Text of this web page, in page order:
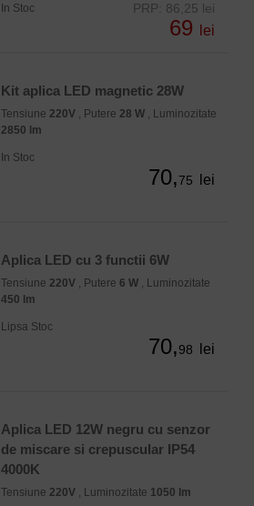
In Stoc PRP: 86,25 lei
69 lei
Kit aplica LED magnetic 28W
Tensiune 220V , Putere 28 W , Luminozitate
2850 lm
In Stoc
70,75 lei
Aplica LED cu 3 functii 6W
Tensiune 220V , Putere 6 W , Luminozitate
450 lm
Lipsa Stoc
70,98 lei
Aplica LED 12W negru cu senzor
de miscare si crepuscular IP54
4000K
Tensiune 220V , Luminozitate 1050 lm